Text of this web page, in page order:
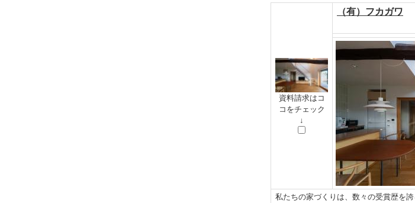
資料請求はコ
コをチェック
↓
（有）フカガワ
私たちの家づくりは、数々の受賞歴を